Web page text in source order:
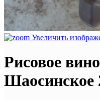
Увеличить
Рисовое вино
Шаосинское